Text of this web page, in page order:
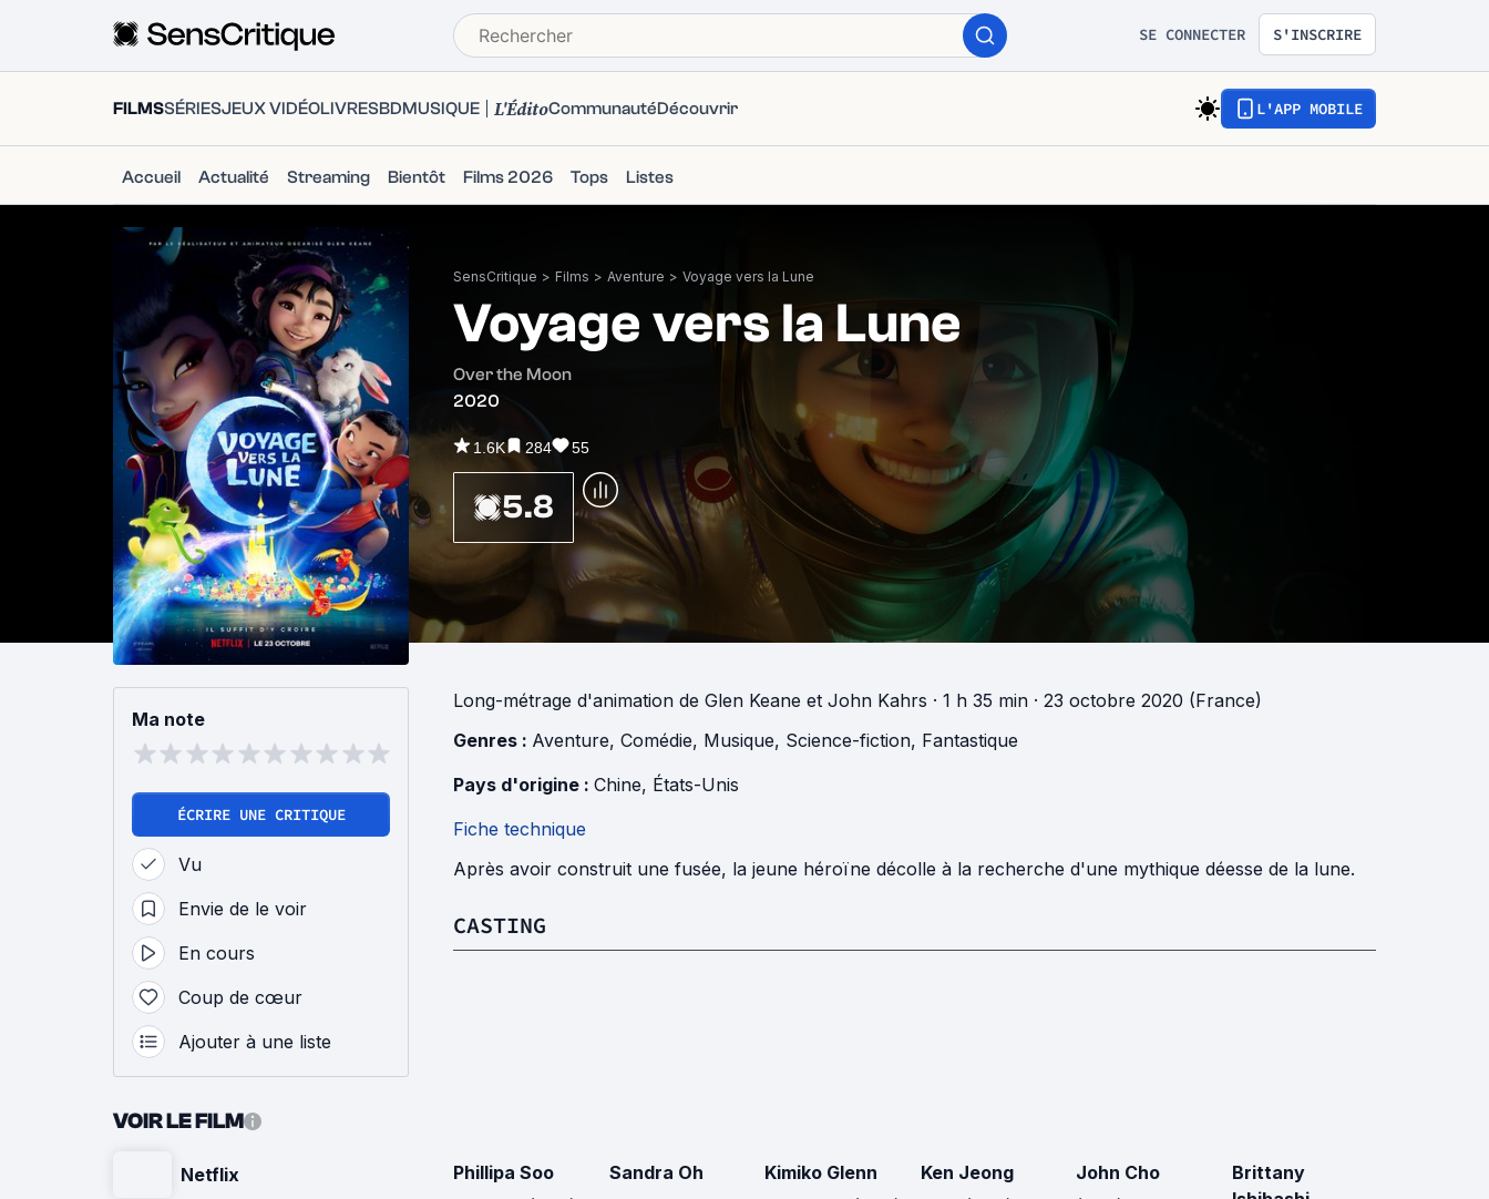
SE CONNECTER S'INSCRIRE
FILMSSÉRIESJEUX VIDÉOLIVRESBDMUSIQUE L'ÉditoCommunautéDécouvrir L'APP MOBILE
Accueil Actualité Streaming Bientôt Films 2026 Tops Listes
SensCritique > Films > Aventure > Voyage vers la Lune
Voyage vers la Lune
Over the Moon
2020
1.6K 284 55
5.8
Ma note
ÉCRIRE UNE CRITIQUE
Vu
Envie de le voir
En cours
Coup de cœur
Ajouter à une liste
VOIR LE FILM
Netflix
Long-métrage d'animation de Glen Keane et John Kahrs · 1 h 35 min · 23 octobre 2020 (France)
Genres : Aventure, Comédie, Musique, Science-fiction, Fantastique
Pays d'origine : Chine, États-Unis
Fiche technique
Après avoir construit une fusée, la jeune héroïne décolle à la recherche d'une mythique déesse de la lune.
CASTING
Phillipa Soo
Sandra Oh
Kimiko Glenn
Ken Jeong
John Cho
Brittany